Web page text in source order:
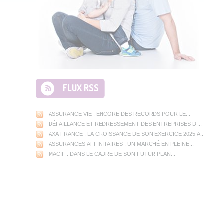
FLUX RSS
ASSURANCE VIE : ENCORE DES RECORDS POUR LE...
DÉFAILLANCE ET REDRESSEMENT DES ENTREPRISES D’...
AXA FRANCE : LA CROISSANCE DE SON EXERCICE 2025 A...
ASSURANCES AFFINITAIRES : UN MARCHÉ EN PLEINE...
MACIF : DANS LE CADRE DE SON FUTUR PLAN...